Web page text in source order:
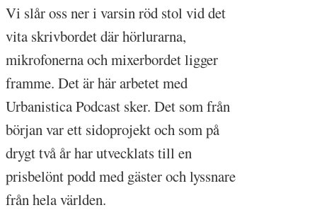
Vi slår oss ner i varsin röd stol vid det
vita skrivbordet där hörlurarna,
mikrofonerna och mixerbordet ligger
framme. Det är här arbetet med
Urbanistica Podcast sker. Det som från
början var ett sidoprojekt och som på
drygt två år har utvecklats till en
prisbelönt podd med gäster och lyssnare
från hela världen.